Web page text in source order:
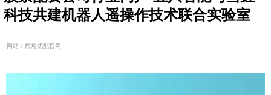
科技共建机器人遥操作技术联合实验室
网站：辉煌优配官网